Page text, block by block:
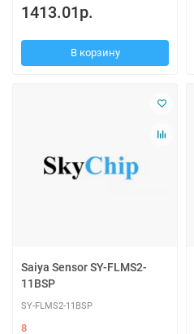
1413.01р.
В корзину
Saiya Sensor SY-FLMS2-
11BSP
SY-FLMS2-11BSP
8